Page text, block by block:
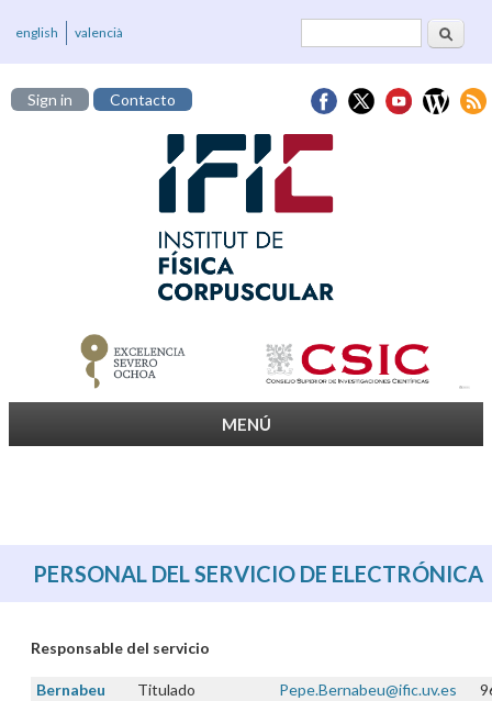
Formulario deBuscar
english valencià
Sign in Contacto
MENÚ
PERSONAL DEL SERVICIO DE ELECTRÓNICA
Responsable del servicio
Bernabeu
Titulado
Pepe.Bernabeu@ific.uv.es